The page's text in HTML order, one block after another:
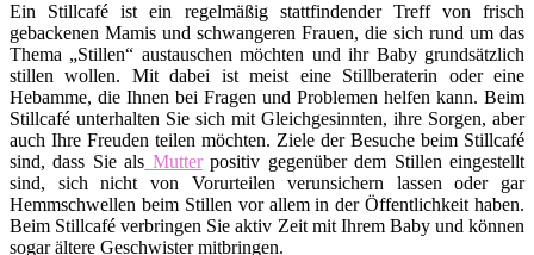
Ein Stillcafé ist ein regelmäßig stattfindender Treff von frisch
gebackenen Mamis und schwangeren Frauen, die sich rund um das
Thema „Stillen“ austauschen möchten und ihr Baby grundsätzlich
stillen wollen. Mit dabei ist meist eine Stillberaterin oder eine
Hebamme, die Ihnen bei Fragen und Problemen helfen kann. Beim
Stillcafé unterhalten Sie sich mit Gleichgesinnten, ihre Sorgen, aber
auch Ihre Freuden teilen möchten. Ziele der Besuche beim Stillcafé
sind, dass Sie als Mutterpositiv gegenüber dem Stillen eingestellt
sind, sich nicht von Vorurteilen verunsichern lassen oder gar
Hemmschwellen beim Stillen vor allem in der Öffentlichkeit haben.
Beim Stillcafé verbringen Sie aktiv Zeit mit Ihrem Baby und können
sogar ältere Geschwister mitbringen.